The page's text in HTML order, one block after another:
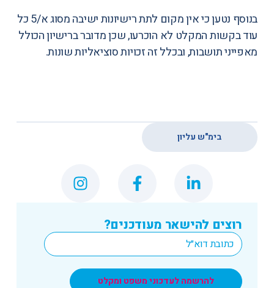
בנוסף נטען כי אין מקום לתת רישיונות ישיבה מסוג א/5 כל
עוד בקשות המקלט לא הוכרעו, שכן מדובר ברישיון הכולל
מאפייני תושבות, ובכלל זה זכויות סוציאליות שונות.
רוצים להישאר מעודכנים?
Email
*
להרשמה לעדכוני משפט ומקלט
בימ"ש עליון